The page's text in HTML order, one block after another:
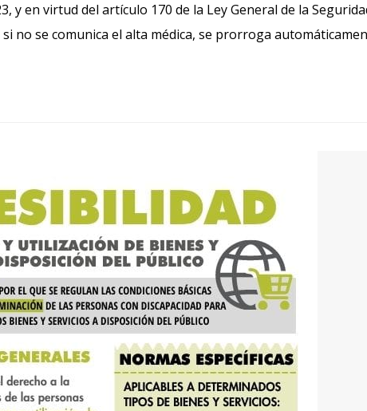
y en virtud del artículo 170 de la Ley General de la
no se comunica el alta médica, se prorroga